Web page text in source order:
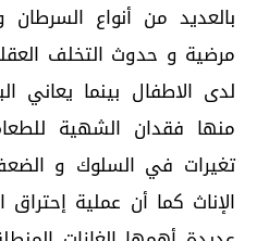
بالعديد من أنواع
مرضية و حدوث التخلف
لدى الاطفال بينما يعاني
منها فقدان الشهية
تغيرات في السلوك و
الإناث كما أن عملية إحتراق